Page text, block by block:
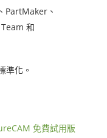
PartMaker、
和
準化。
免費試用版